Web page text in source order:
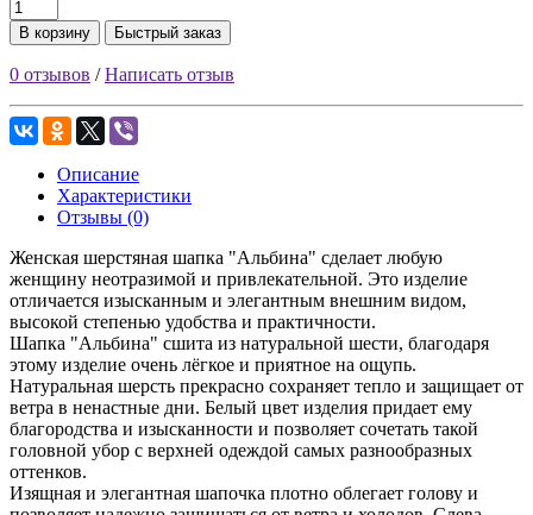
В корзину Быстрый заказ
0 отзывов /Написать отзыв
Описание
Характеристики
Отзывы (0)
Женская шерстяная шапка "Альбина" сделает любую
женщину неотразимой и привлекательной. Это изделие
отличается изысканным и элегантным внешним видом,
высокой степенью удобства и практичности.
Шапка "Альбина" сшита из натуральной шести, благодаря
этому изделие очень лёгкое и приятное на ощупь.
Натуральная шерсть прекрасно сохраняет тепло и защищает от
ветра в ненастные дни. Белый цвет изделия придает ему
благородства и изысканности и позволяет сочетать такой
головной убор с верхней одеждой самых разнообразных
оттенков.
Изящная и элегантная шапочка плотно облегает голову и